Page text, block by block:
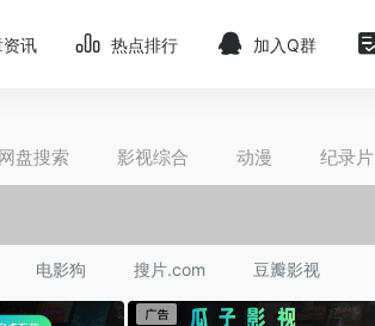
讯 热点排行 加入Q群
网盘搜索 影视综合 动漫 纪录片
电影狗 搜片.com 豆瓣影视